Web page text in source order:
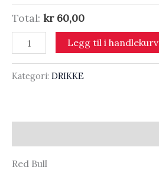
Total: kr 60,00
Red
Bull
Legg til i handlekurv
Kategori: DRIKKE
Red Bull